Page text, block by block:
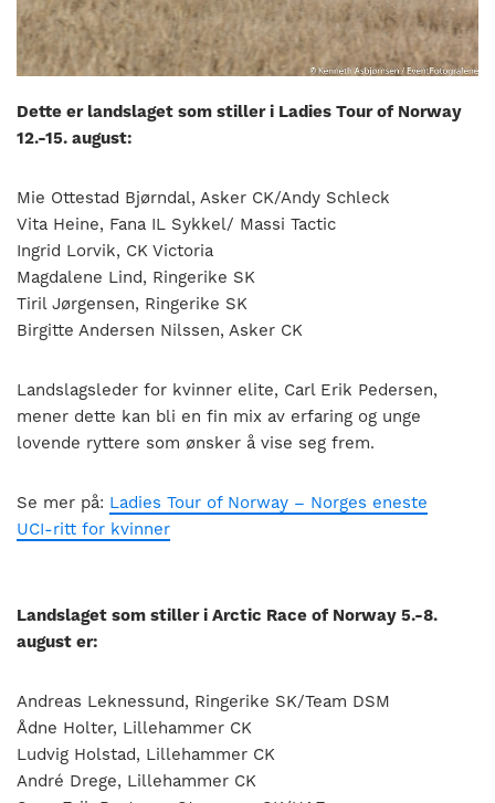
til
bli
en
folkesport.
Dette er landslaget som stiller i Ladies Tour of Norway
12.-15. august:
Mie Ottestad Bjørndal, Asker CK/Andy Schleck
Vita Heine, Fana IL Sykkel/ Massi Tactic
Ingrid Lorvik, CK Victoria
Magdalene Lind, Ringerike SK
Tiril Jørgensen, Ringerike SK
Birgitte Andersen Nilssen, Asker CK
Landslagsleder for kvinner elite, Carl Erik Pedersen,
mener dette kan bli en fin mix av erfaring og unge
lovende ryttere som ønsker å vise seg frem.
Se mer på: Ladies Tour of Norway – Norges eneste
UCI-ritt for kvinner
Landslaget som stiller i Arctic Race of Norway 5.-8.
august er:
Andreas Leknessund, Ringerike SK/Team DSM
Ådne Holter, Lillehammer CK
Ludvig Holstad, Lillehammer CK
André Drege, Lillehammer CK